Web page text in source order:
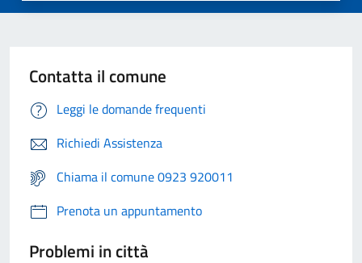
Contatta il comune
Leggi le domande frequenti
Richiedi Assistenza
Chiama il comune 0923 920011
Prenota un appuntamento
Problemi in città